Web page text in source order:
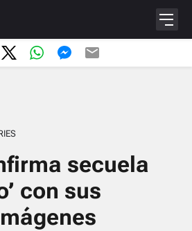
secuela
con sus